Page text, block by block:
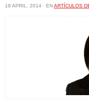
18 APRIL, 2014 · ENARTÍCULOS